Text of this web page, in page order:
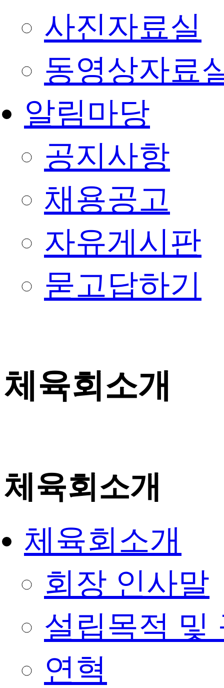
사진자료실
동영상자료
알림마당
공지사항
채용공고
자유게시판
묻고답하기
체육회소개
체육회소개
체육회소개
회장 인사말
설립목적 및
연혁